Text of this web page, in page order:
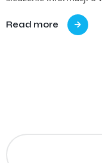
Read more